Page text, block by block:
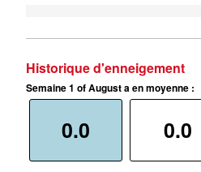
Historique d'enneigement
Semaine 1 of August a en moyenne :
0.0 0.0